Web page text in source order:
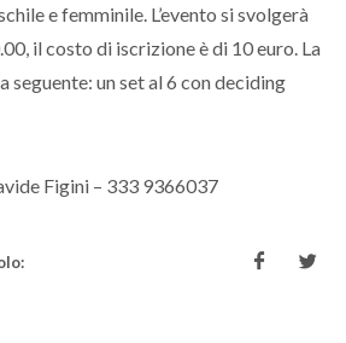
e femminile. L’evento si svolgerà
il costo di iscrizione è di 10 euro. La
seguente: un set al 6 con deciding
Figini – 333 9366037